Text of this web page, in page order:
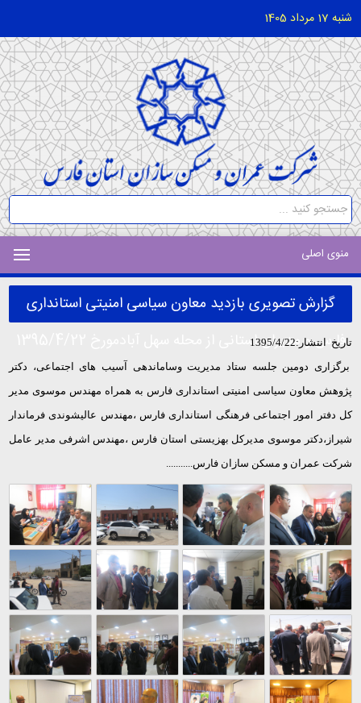
شنبه 17 مرداد 1405
منوی اصلی
گزارش تصویری بازدید معاون سیاسی امنیتی استانداری
فارس و مدیران استانی از محله سهل آبادمورخ 1395/4/22
تاریخ انتشار:1395/4/22
برگزاری دومین جلسه ستاد مدیریت وساماندهی آسیب های اجتماعی، دکتر
پژوهش معاون سیاسی امنیتی استانداری فارس به همراه مهندس موسوی مدیر
کل دفتر امور اجتماعی فرهنگی استانداری فارس ،مهندس عالیشوندی فرماندار
شیراز،دکتر موسوی مدیرکل بهزیستی استان فارس ،مهندس اشرفی مدیر عامل
شرکت عمران و مسکن سازان فارس...........